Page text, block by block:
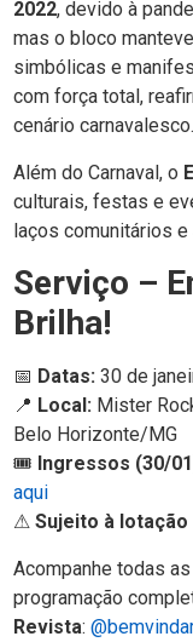
2022, devido à
mas o bloco
simbólicas e
com força total,
cenário carnavalesco.
Além do Carnaval, o
culturais, festas e
laços comunitários
Serviço –
Brilha!
📅 Datas: 30 de
📍 Local: Mister
Belo Horizonte/MG
🎟 Ingressos (30/
aqui
⚠ Sujeito à lotação
Acompanhe todas
programação
Revista: